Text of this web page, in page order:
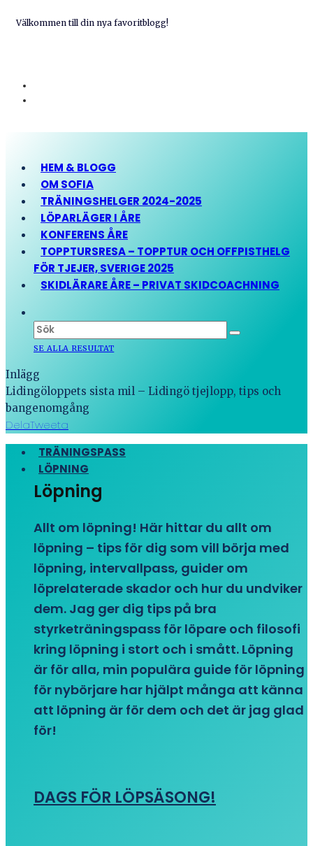
Välkommen till din nya favoritblogg!
HEM & BLOGG
OM SOFIA
TRÄNINGSHELGER 2024-2025
LÖPARLÄGER I ÅRE
KONFERENS ÅRE
TOPPTURSRESA – TOPPTUR OCH OFFPISTHELG
FÖR TJEJER, SVERIGE 2025
SKIDLÄRARE ÅRE – PRIVAT SKIDCOACHNING
SE ALLA RESULTAT
Inlägg
Lidingöloppets sista mil – Lidingö tjejlopp, tips och
bangenomgång
DelaTweeta
TRÄNINGSPASS
LÖPNING
Löpning
Allt om löpning! Här hittar du allt om
löpning – tips för dig som vill börja med
löpning, intervallpass, guider om
löprelaterade skador och hur du undviker
dem. Jag ger dig tips på bra
styrketräningspass för löpare och filosofi
kring löpning i stort och i smått. Löpning
är för alla, min populära guide för löpning
för nybörjare har hjälpt många att känna
att löpning är för dem och det är jag glad
för!
DAGS FÖR LÖPSÄSONG!